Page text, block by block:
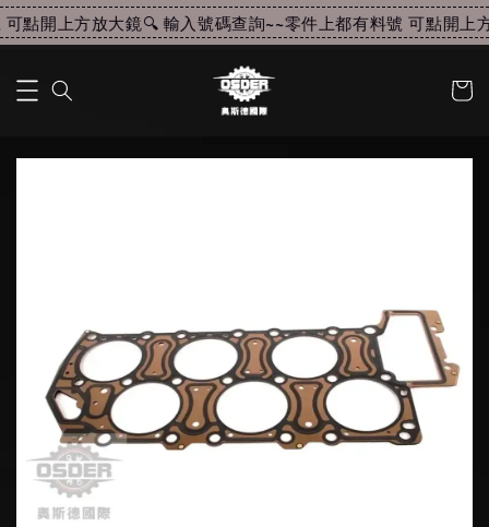
點開上方放大鏡🔍 輸入號碼查詢~~零件上都有料號 可點開上